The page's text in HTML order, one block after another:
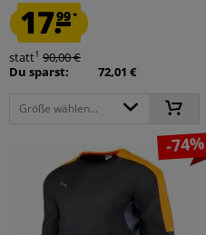
17.99*
statt1 90,00 €
Du sparst:
72,01 €
Größe wählen...
-74%